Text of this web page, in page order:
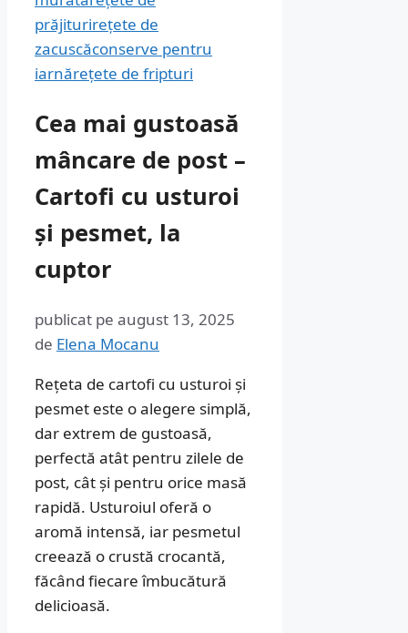
prăjiturirețete de
zacuscăconserve pentru
iarnărețete de fripturi
Cea mai gustoasă
mâncare de post –
Cartofi cu usturoi
și pesmet, la
cuptor
publicat pe august 13, 2025
de Elena Mocanu
Rețeta de cartofi cu usturoi și
pesmet este o alegere simplă,
dar extrem de gustoasă,
perfectă atât pentru zilele de
post, cât și pentru orice masă
rapidă. Usturoiul oferă o
aromă intensă, iar pesmetul
creează o crustă crocantă,
făcând fiecare îmbucătură
delicioasă.